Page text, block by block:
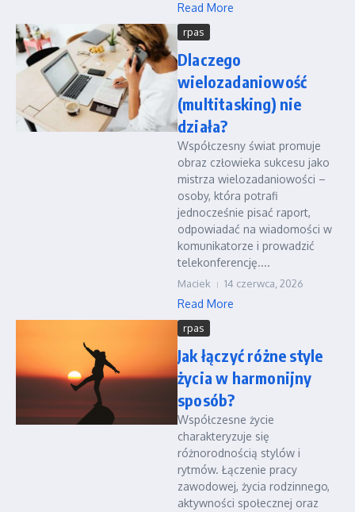
Read More
rpas
Dlaczego
wielozadaniowość
(multitasking) nie
działa?
Współczesny świat promuje
obraz człowieka sukcesu jako
mistrza wielozadaniowości –
osoby, która potrafi
jednocześnie pisać raport,
odpowiadać na wiadomości w
komunikatorze i prowadzić
telekonferencję....
Maciek 14 czerwca, 2026
Read More
rpas
Jak łączyć różne style
życia w harmonijny
sposób?
Współczesne życie
charakteryzuje się
różnorodnością stylów i
rytmów. Łączenie pracy
zawodowej, życia rodzinnego,
aktywności społecznej oraz